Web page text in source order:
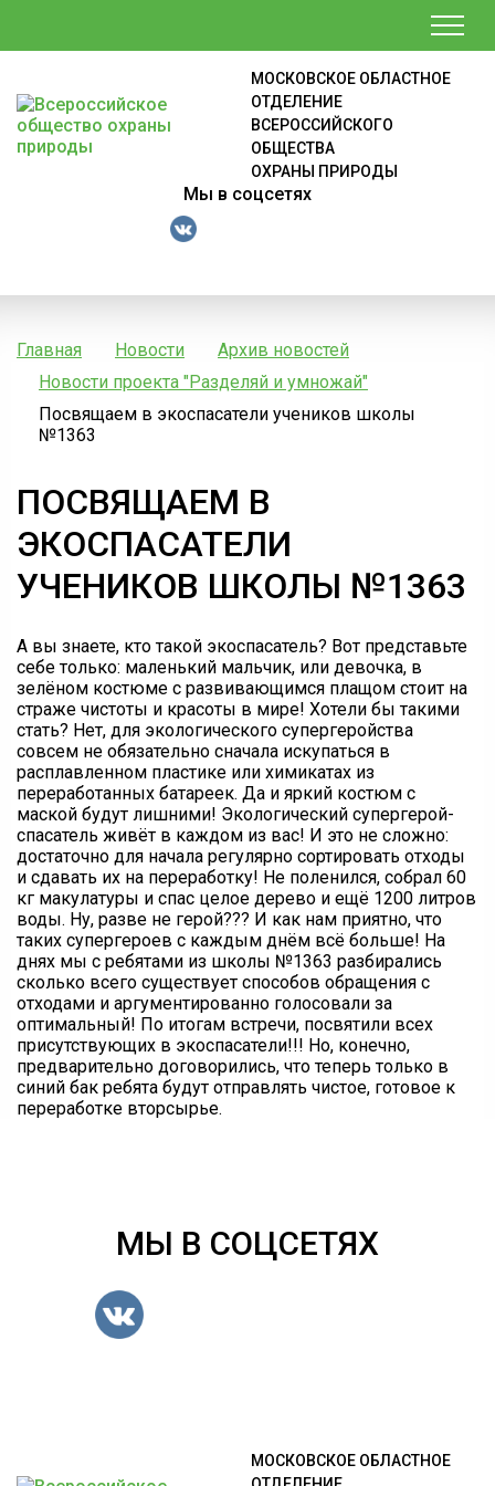
МОСКОВСКОЕ ОБЛАСТНОЕ
ОТДЕЛЕНИЕ
ВСЕРОССИЙСКОГО
ОБЩЕСТВА
ОХРАНЫ ПРИРОДЫ
Мы в соцсетях
Главная Новости
Архив новостей
Новости проекта "Разделяй и умножай"
Посвящаем в экоспасатели учеников школы
№1363
ПОСВЯЩАЕМ В
ЭКОСПАСАТЕЛИ
УЧЕНИКОВ ШКОЛЫ №1363
А вы знаете, кто такой экоспасатель? Вот представьте
себе только: маленький мальчик, или девочка, в
зелёном костюме с развивающимся плащом стоит на
страже чистоты и красоты в мире! Хотели бы такими
стать? Нет, для экологического супергеройства
совсем не обязательно сначала искупаться в
расплавленном пластике или химикатах из
переработанных батареек. Да и яркий костюм с
маской будут лишними! Экологический супергерой-
спасатель живёт в каждом из вас! И это не сложно:
достаточно для начала регулярно сортировать отходы
и сдавать их на переработку! Не поленился, собрал 60
кг макулатуры и спас целое дерево и ещё 1200 литров
воды. Ну, разве не герой??? И как нам приятно, что
таких супергероев с каждым днём всё больше! На
днях мы с ребятами из школы №1363 разбирались
сколько всего существует способов обращения с
отходами и аргументированно голосовали за
оптимальный! По итогам встречи, посвятили всех
присутствующих в экоспасатели!!! Но, конечно,
предварительно договорились, что теперь только в
синий бак ребята будут отправлять чистое, готовое к
переработке вторсырье.
МЫ В СОЦСЕТЯХ
МОСКОВСКОЕ ОБЛАСТНОЕ